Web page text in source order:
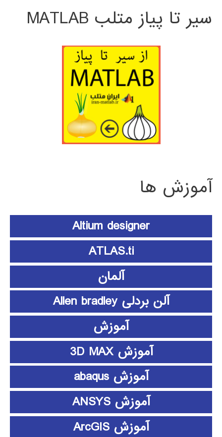
سیر تا پیاز متلب MATLAB
آموزش ها
Altium designer
ATLAS.ti
آلمان
آلن بردلی Allen bradley
آموزش
آموزش 3D MAX
آموزش abaqus
آموزش ANSYS
آموزش ArcGIS